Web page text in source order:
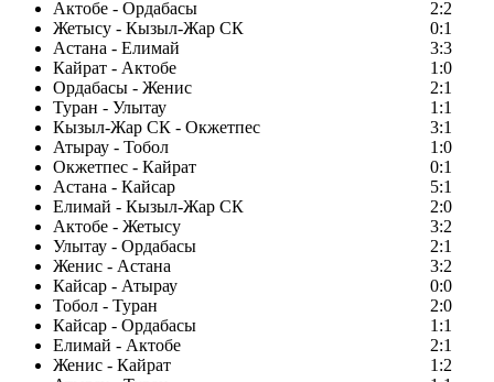
Актобе - Ордабасы
2:2
Жетысу - Кызыл-Жар СК
0:1
Астана - Елимай
3:3
Кайрат - Актобе
1:0
Ордабасы - Женис
2:1
Туран - Улытау
1:1
Кызыл-Жар СК - Окжетпес
3:1
Атырау - Тобол
1:0
Окжетпес - Кайрат
0:1
Астана - Кайсар
5:1
Елимай - Кызыл-Жар СК
2:0
Актобе - Жетысу
3:2
Улытау - Ордабасы
2:1
Женис - Астана
3:2
Кайсар - Атырау
0:0
Тобол - Туран
2:0
Кайсар - Ордабасы
1:1
Елимай - Актобе
2:1
Женис - Кайрат
1:2